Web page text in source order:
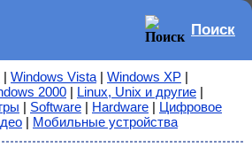
Поиск
| Windows Vista | Windows XP |
2000 | Linux, Unix и другие |
| Software | Hardware | Цифровое
| Мобильные устройства